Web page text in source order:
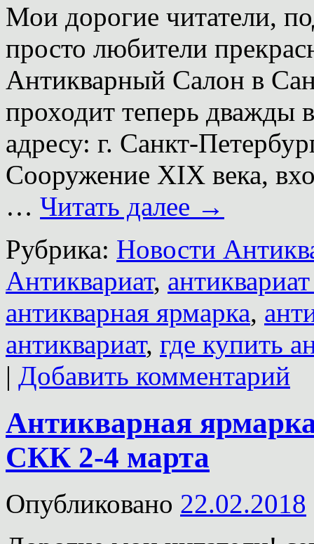
Мои дорогие читатели,
просто любители
Антикварный Салон в
проходит теперь дважды
адресу: г. Санкт-
Сооружение XIX века,
… Читать далее →
Рубрика: Новости
Антиквариат,
антикварная ярмарка,
антиквариат, где купить
| Добавить комментарий
Антикварная
СКК 2-4 марта
Опубликовано 22.02.2018